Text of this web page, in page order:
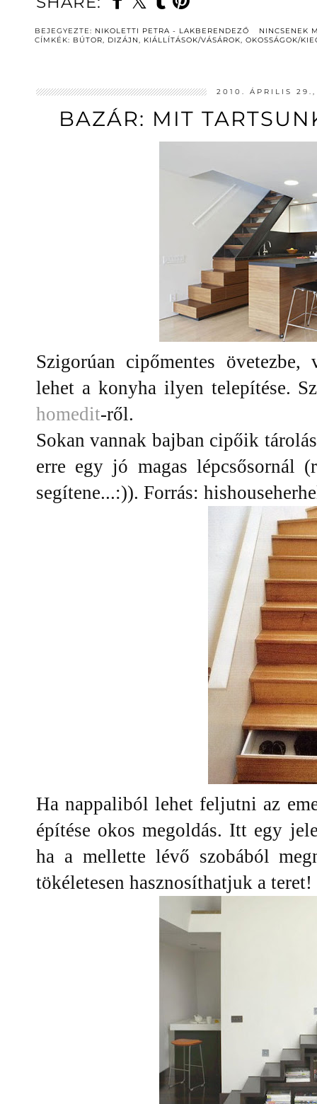
BEJEGYEZTE: NIKOLETTI PETRA - LAKBERENDEZŐ
NINCSENEK
CÍMKÉK: BÚTOR, DIZÁJN, KIÁLLÍTÁSOK/VÁSÁROK, OKOSSÁGOK/
2010. ÁPRILIS 29.,
BAZÁR: MIT
Szigorúan cipőmentes
lehet a konyha ilyen telepítése.
homedit-ről.
Sokan vannak bajban cipőik
erre egy jó magas lépcsősornál
segítene...:)). Forrás:
Ha nappaliból lehet feljutni az
építése okos megoldás. Itt egy
ha a mellette lévő szobából
tökéletesen hasznosíthatjuk a